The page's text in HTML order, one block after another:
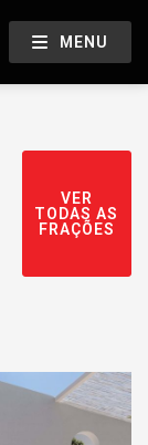
MENU
VER
TODAS AS
FRAÇÕES